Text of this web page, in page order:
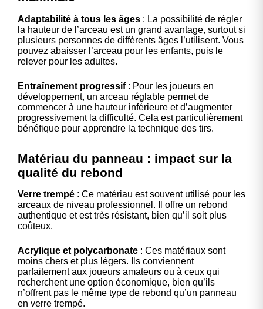
Adaptabilité à tous les âges : La possibilité de régler
la hauteur de l’arceau est un grand avantage, surtout si
plusieurs personnes de différents âges l’utilisent. Vous
pouvez abaisser l’arceau pour les enfants, puis le
relever pour les adultes.
Entraînement progressif: Pour les joueurs en
développement, un arceau réglable permet de
commencer à une hauteur inférieure et d’augmenter
progressivement la difficulté. Cela est particulièrement
bénéfique pour apprendre la technique des tirs.
Matériau du panneau : impact sur la
qualité du rebond
Verre trempé : Ce matériau est souvent utilisé pour les
arceaux de niveau professionnel. Il offre un rebond
authentique et est très résistant, bien qu’il soit plus
coûteux.
Acrylique et polycarbonate : Ces matériaux sont
moins chers et plus légers. Ils conviennent
parfaitement aux joueurs amateurs ou à ceux qui
recherchent une option économique, bien qu’ils
n’offrent pas le même type de rebond qu’un panneau
en verre trempé.